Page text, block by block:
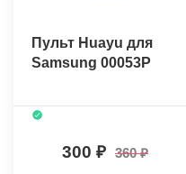
Пульт Huayu для
Samsung 00053P
300 360